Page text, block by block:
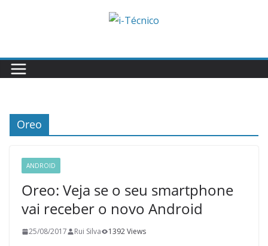
Oreo
ANDROID
Oreo: Veja se o seu smartphone
vai receber o novo Android
25/08/2017 Rui Silva 1392 Views